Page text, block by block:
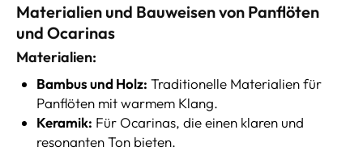
Materialien und Bauweisen von Panflöten
und Ocarinas
Materialien:
Bambus und Holz: Traditionelle Materialien für
Panflöten mit warmem Klang.
Keramik: Für Ocarinas, die einen klaren und
resonanten Ton bieten.